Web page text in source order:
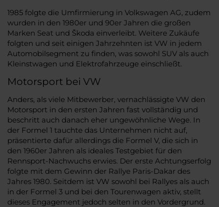
1985 folgte die Umfirmierung in Volkswagen AG, zudem
wurden in den 1980er und 90er Jahren die großen
Marken Seat und Škoda einverleibt. Weitere Zukäufe
folgten und seit einigen Jahrzehnten ist VW in jedem
Automobilsegment zu finden, was sowohl SUV als auch
Kleinstwagen und Elektrofahrzeuge einschließt.
Motorsport bei VW
Anders, als viele Mitbewerber, vernachlässigte VW den
Motorsport in den ersten Jahren fast vollständig und
beschritt auch danach eher ungewöhnliche Wege. In
der Formel 1 tauchte das Unternehmen nicht auf,
präsentierte dafür allerdings die Formel V, die sich in
den 1960er Jahren als ideales Testgebiet für den
Rennsport-Nachwuchs erwies. Der erste Achtungserfolg
folgte mit dem Gewinn der Rallye Paris-Dakar des
Jahres 1980. Seitdem ist VW sowohl bei Rallyes als auch
in der Formel 3 und bei den Tourenwagen aktiv, stellt
dieses Engagement jedoch selten in den Vordergrund.